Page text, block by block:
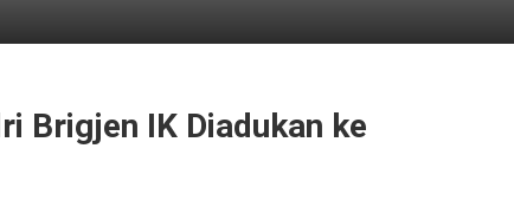
Brigjen IK Diadukan ke